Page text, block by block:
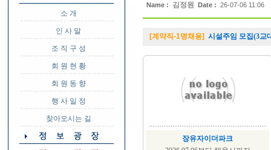
소 개
인 사 말
조 직 구 성
회 원 현 황
회 원 동 향
행 사 일 정
찾아오시는 길
Name : 김정원 Date : 26-07-06 11:06
[계약직-1명채용] 시설주임 모집(3교
장유자이더파크